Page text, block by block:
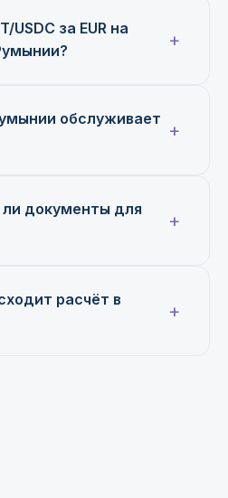
USDC за EUR на
обслуживает
документы для
расчёт в